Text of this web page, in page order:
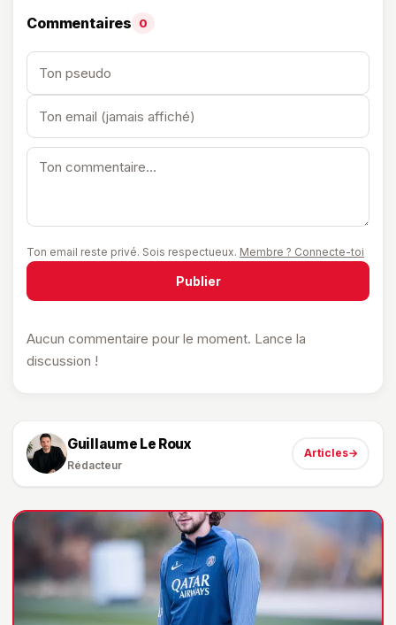
Commentaires 0
Ton email reste privé. Sois respectueux. Membre ? Connecte-toi
Publier
Aucun commentaire pour le moment. Lance la
discussion !
Guillaume Le Roux
Rédacteur
Articles→